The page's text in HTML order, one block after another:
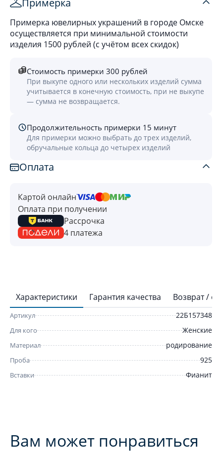
Примерка
Примерка ювелирных украшений в городе Омске
осуществляется при минимальной стоимости
изделия 1500 рублей (с учётом всех скидок)
Стоимость примерки 300 рублей
При выкупе одного или нескольких изделий сумма
учитывается в конечную стоимость, при не выкупе
— сумма не возвращается.
Продолжительность примерки 15 минут
Для примерки можно выбрать до трех изделий,
обручальные кольца до четырех изделий
Оплата
Картой онлайн
Оплата при получении
Рассрочка
4 платежа
Характеристики Гарантия качества Возврат /
Артикул 22Б157348
Для кого Женские
Материал родирование
Проба 925
Вставки Фианит
Вам может понравиться